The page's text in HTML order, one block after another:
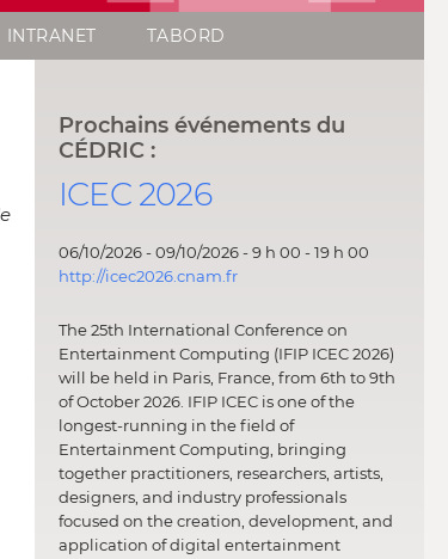
INTRANET TABORD
Prochains événements du
CÉDRIC :
ICEC 2026
06/10/2026 - 09/10/2026 - 9 h 00 - 19 h 00
http://icec2026.cnam.fr
The 25th International Conference on
Entertainment Computing (IFIP ICEC 2026)
will be held in Paris, France, from 6th to 9th
of October 2026. IFIP ICEC is one of the
longest-running in the field of
Entertainment Computing, bringing
together practitioners, researchers, artists,
designers, and industry professionals
focused on the creation, development, and
application of digital entertainment